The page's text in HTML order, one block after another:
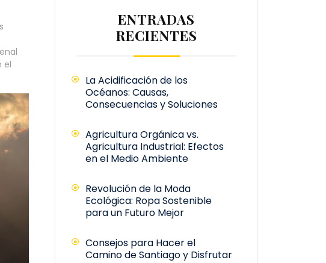
el
ENTRADAS
RECIENTES
La Acidificación de los
Océanos: Causas,
Consecuencias y Soluciones
Agricultura Orgánica vs.
Agricultura Industrial: Efectos
en el Medio Ambiente
Revolución de la Moda
Ecológica: Ropa Sostenible
para un Futuro Mejor
Consejos para Hacer el
Camino de Santiago y Disfrutar